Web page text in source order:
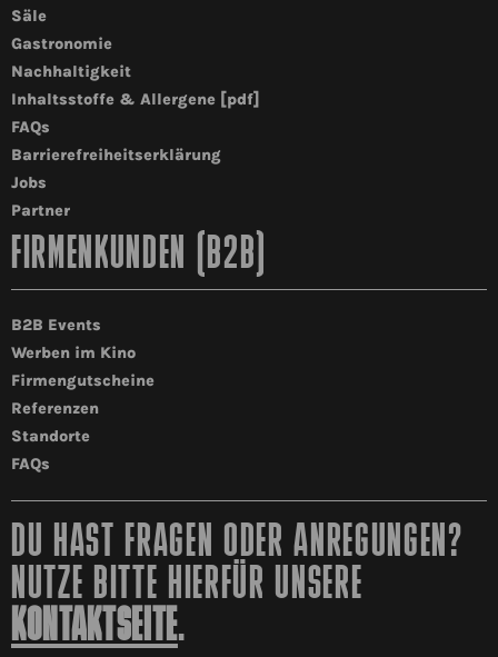
Säle
Gastronomie
Nachhaltigkeit
Inhaltsstoffe & Allergene [pdf]
FAQs
Barrierefreiheitserklärung
Jobs
Partner
FIRMENKUNDEN (B2B)
B2B Events
Werben im Kino
Firmengutscheine
Referenzen
Standorte
FAQs
DU HAST FRAGEN ODER ANREGUNGEN?
NUTZE BITTE HIERFÜR UNSERE
KONTAKTSEITE.